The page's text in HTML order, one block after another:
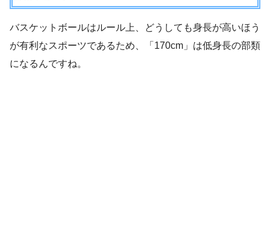
バスケットボールはルール上、どうしても身長が高いほう
が有利なスポーツであるため、「170cm」は低身長の部類
になるんですね。